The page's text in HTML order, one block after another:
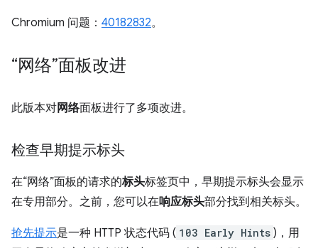
Chromium 问题： 40182832。
“网络”面板改进
此版本对网络面板进行了多项改进。
检查早期提示标头
在“网络”面板的请求的标头标签页中，早期提示标头会显示
在专用部分。 之前，您可以在响应标头部分找到相关标头。
抢先提示是一种 HTTP 状态代码 ( 103 Early Hints )，用